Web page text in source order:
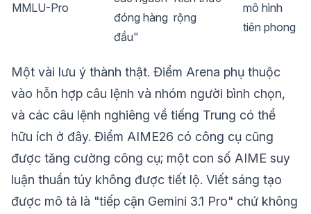
MMLU-Pro
đóng hàng
đầu"
rộng
mô hình
tiên phong
Một vài lưu ý thành thật. Điểm Arena phụ thuộc
vào hỗn hợp câu lệnh và nhóm người bình chọn,
và các câu lệnh nghiêng về tiếng Trung có thể
hữu ích ở đây. Điểm AIME26 có công cụ cũng
được tăng cường công cụ; một con số AIME suy
luận thuần túy không được tiết lộ. Viết sáng tạo
được mô tả là "tiếp cận Gemini 3.1 Pro" chứ không